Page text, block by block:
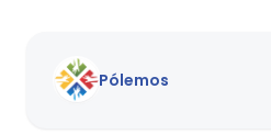
Pólemos